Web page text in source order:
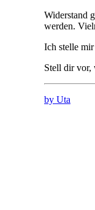
Widerstand
werden.
Ich stelle
Stell dir vor,
by Uta